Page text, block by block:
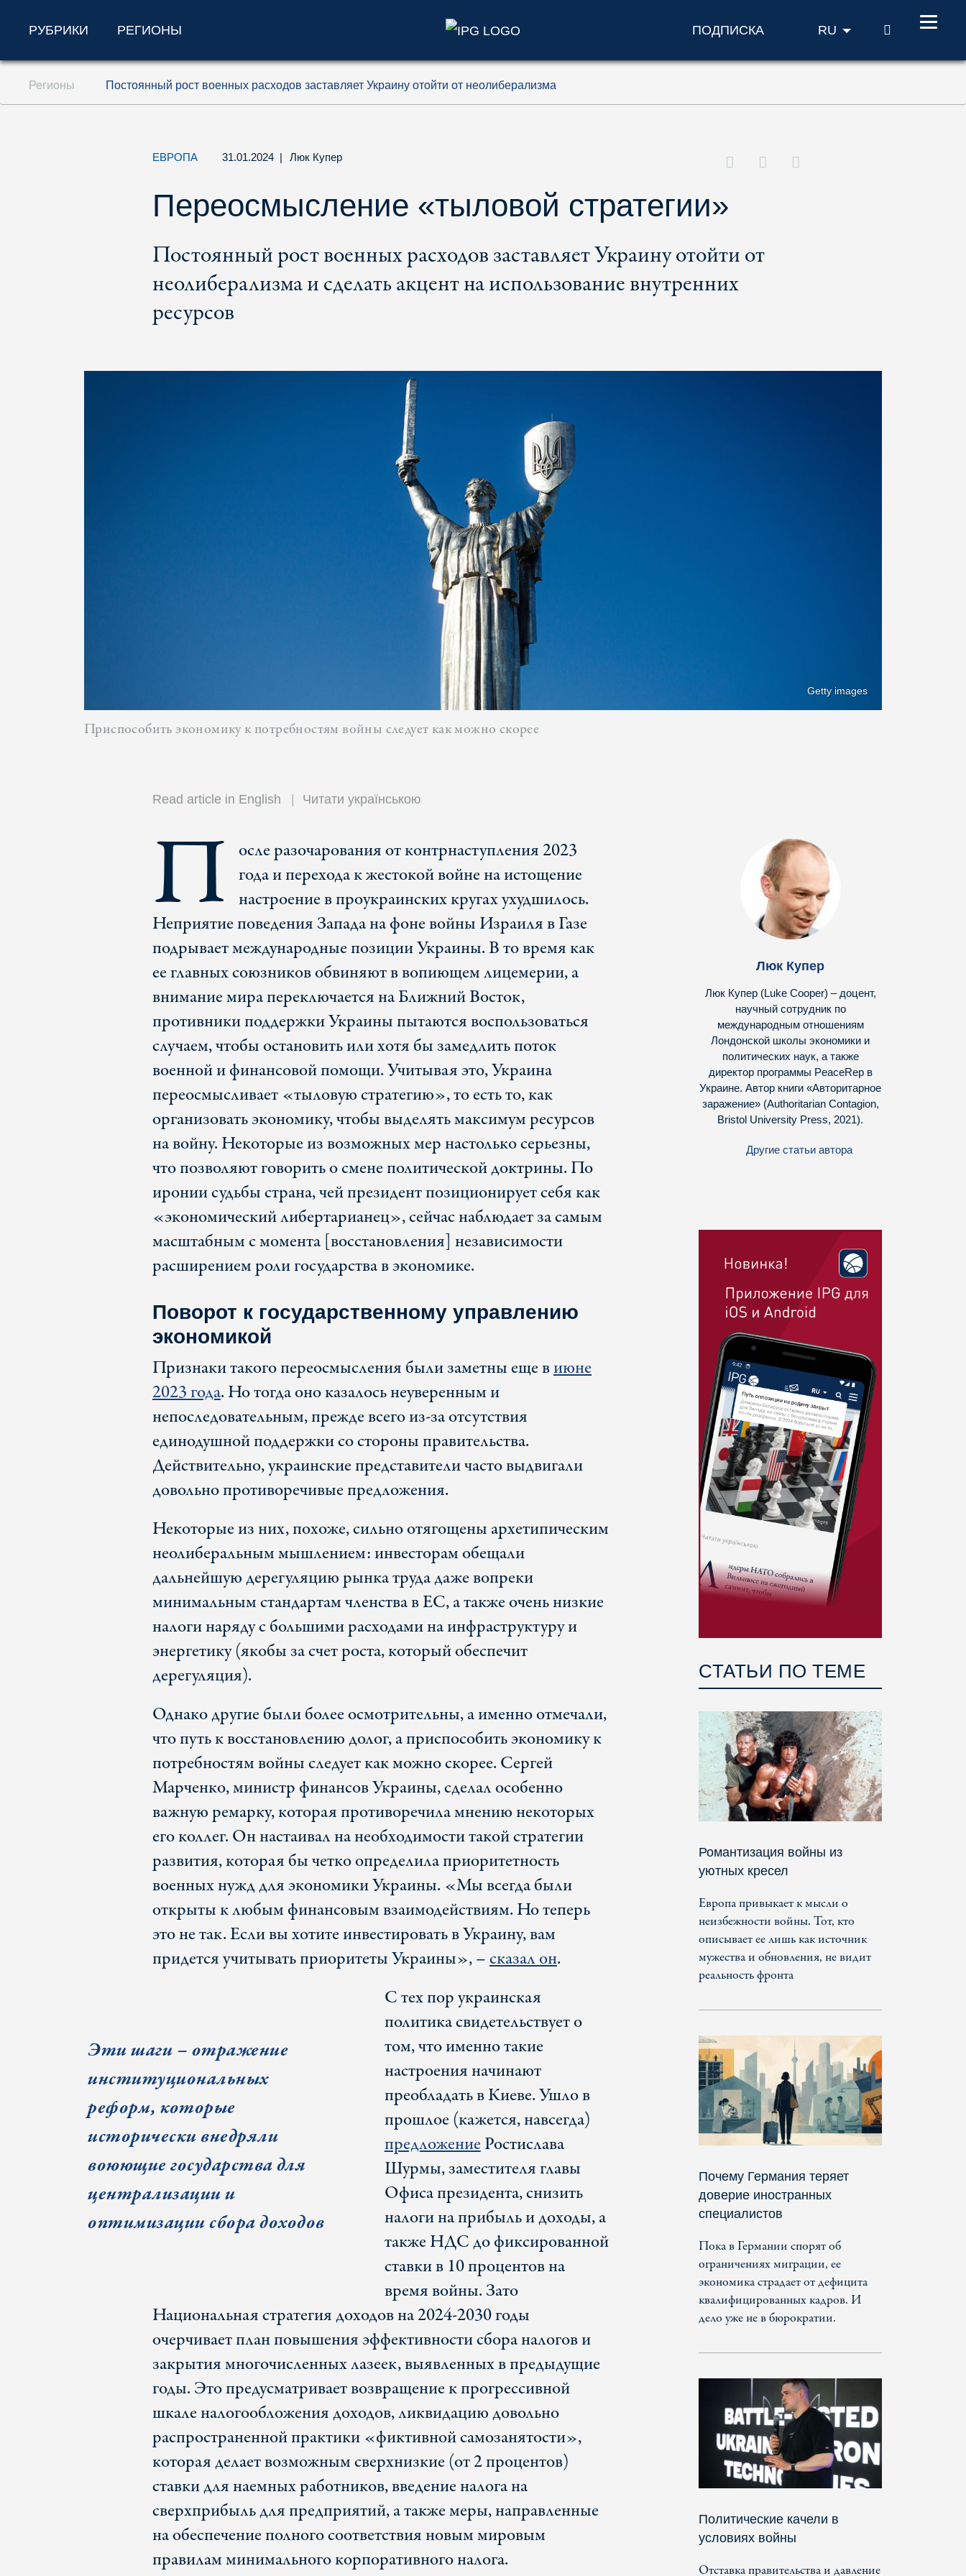
Перейти к содержанию (ключ доступа '1')
Перейти к поиску (ключ доступа '2')
РУБРИКИ РЕГИОНЫ ПОДПИСКА RU ПОИСК
Регионы Постоянный рост военных расходов заставляет Украину отойти от неолиберализма
ЕВРОПА 31.01.2024 | Люк Купер
Переосмысление «тыловой стратегии»
Постоянный рост военных расходов заставляет Украину отойти от
неолиберализма и сделать акцент на использование внутренних
ресурсов
Getty images
Приспособить экономику к потребностям войны следует как можно скорее
Read article in English Читати українською
П осле разочарования от контрнаступления 2023
года и перехода к жестокой войне на истощение
настроение в проукраинских кругах ухудшилось.
Неприятие поведения Запада на фоне войны Израиля в Газе
подрывает международные позиции Украины. В то время как
ее главных союзников обвиняют в вопиющем лицемерии, а
внимание мира переключается на Ближний Восток,
противники поддержки Украины пытаются воспользоваться
случаем, чтобы остановить или хотя бы замедлить поток
военной и финансовой помощи. Учитывая это, Украина
переосмысливает «тыловую стратегию», то есть то, как
организовать экономику, чтобы выделять максимум ресурсов
на войну. Некоторые из возможных мер настолько серьезны,
что позволяют говорить о смене политической доктрины. По
иронии судьбы страна, чей президент позиционирует себя как
«экономический либертарианец», сейчас наблюдает за самым
масштабным с момента [восстановления] независимости
расширением роли государства в экономике.
Поворот к государственному управлению
экономикой
Признаки такого переосмысления были заметны еще виюне
2023 года. Но тогда оно казалось неуверенным и
непоследовательным, прежде всего из-за отсутствия
единодушной поддержки со стороны правительства.
Действительно, украинские представители часто выдвигали
довольно противоречивые предложения.
Некоторые из них, похоже, сильно отягощены архетипическим
неолиберальным мышлением: инвесторам обещали
дальнейшую дерегуляцию рынка труда даже вопреки
минимальным стандартам членства в ЕС, а также очень низкие
налоги наряду с большими расходами на инфраструктуру и
энергетику (якобы за счет роста, который обеспечит
дерегуляция).
Однако другие были более осмотрительны, а именно отмечали,
что путь к восстановлению долог, а приспособить экономику к
потребностям войны следует как можно скорее. Сергей
Марченко, министр финансов Украины, сделал особенно
важную ремарку, которая противоречила мнению некоторых
его коллег. Он настаивал на необходимости такой стратегии
развития, которая бы четко определила приоритетность
военных нужд для экономики Украины. «Мы всегда были
открыты к любым финансовым взаимодействиям. Но теперь
это не так. Если вы хотите инвестировать в Украину, вам
придется учитывать приоритеты Украины», –сказал он.
Эти шаги– отражение
институциональных
реформ, которые
исторически внедряли
воюющие государства для
централизации и
оптимизации сбора доходов
С тех пор украинская
политика свидетельствует о
том, что именно такие
настроения начинают
преобладать в Киеве. Ушло в
прошлое (кажется, навсегда)
предложениеРостислава
Шурмы, заместителя главы
Офиса президента, снизить
налоги на прибыль и доходы, а
также НДС до фиксированной
ставки в 10 процентов на
время войны. Зато
Национальная стратегия доходов на 2024-2030 годы
очерчивает план повышения эффективности сбора налогов и
закрытия многочисленных лазеек, выявленных в предыдущие
годы. Это предусматривает возвращение к прогрессивной
шкале налогообложения доходов, ликвидацию довольно
распространенной практики «фиктивной самозанятости»,
которая делает возможным сверхнизкие (от 2 процентов)
ставки для наемных работников, введение налога на
сверхприбыль для предприятий, а также меры, направленные
на обеспечение полного соответствия новым мировым
правилам минимального корпоративного налога.
Люк Купер
Люк Купер (Luke Cooper) – доцент,
научный сотрудник по
международным отношениям
Лондонской школы экономики и
политических наук, а также
директор программы PeaceRep в
Украине. Автор книги «Авторитарное
заражение» (Authoritarian Contagion,
Bristol University Press, 2021).
Другие статьи автора
СТАТЬИ ПО ТЕМЕ
Романтизация войны из
уютных кресел
Европа привыкает к мысли о
неизбежности войны. Тот, кто
описывает ее лишь как источник
мужества и обновления, не видит
реальность фронта
Почему Германия теряет
доверие иностранных
специалистов
Пока в Германии спорят об
ограничениях миграции, ее
экономика страдает от дефицита
квалифицированных кадров. И
дело уже не в бюрократии.
Политические качели в
условиях войны
Отставка правительства и давление